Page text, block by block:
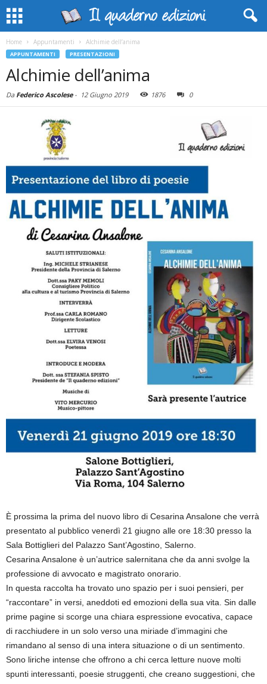
Home Appuntamenti Alchimie dell’anima
APPUNTAMENTI PRESENTAZIONI
Alchimie dell’anima
Da Federico Ascolese- 12 Giugno 2019 1876 0
È prossima la prima del nuovo libro di Cesarina Ansalone che verrà
presentato al pubblico venerdì 21 giugno alle ore 18:30 presso la
Sala Bottiglieri del Palazzo Sant’Agostino, Salerno.
Cesarina Ansalone è un’autrice salernitana che da anni svolge la
professione di avvocato e magistrato onorario.
In questa raccolta ha trovato uno spazio per i suoi pensieri, per
“raccontare” in versi, aneddoti ed emozioni della sua vita. Sin dalle
prime pagine si scorge una chiara espressione evocativa, capace
di racchiudere in un solo verso una miriade d’immagini che
rimandano al senso di una intera situazione o di un sentimento.
Sono liriche intense che offrono a chi cerca letture nuove molti
spunti interessanti, poesie struggenti, che creano suggestioni, che